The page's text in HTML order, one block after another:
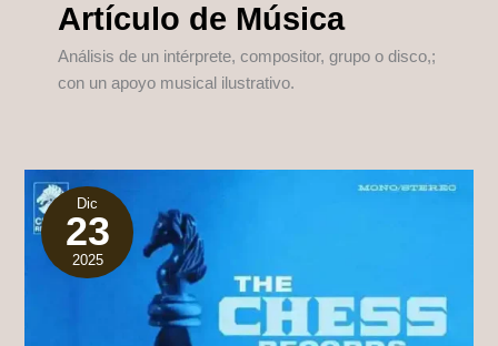
Artículo de Música
Análisis de un intérprete, compositor, grupo o disco,;
con un apoyo musical ilustrativo.
Dic
23
2025